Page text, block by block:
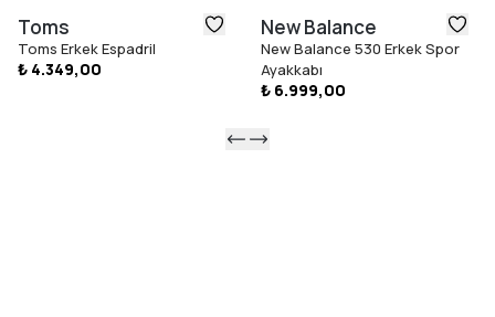
Toms
Toms Erkek Espadril
₺ 4.349,00
New Balance
New Balance 530 Erkek Spor
Ayakkabı
₺ 6.999,00